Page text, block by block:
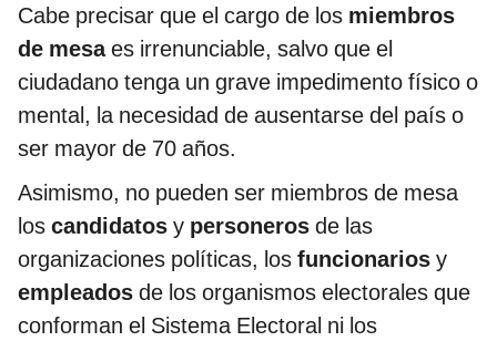
Cabe precisar que el cargo de los miembros
de mesaes irrenunciable, salvo que el
ciudadano tenga un grave impedimento físico o
mental, la necesidad de ausentarse del país o
ser mayor de 70 años.
Asimismo, no pueden ser miembros de mesa
los candidatos y personeros de las
organizaciones políticas, los funcionarios y
empleados de los organismos electorales que
conforman el Sistema Electoral ni los